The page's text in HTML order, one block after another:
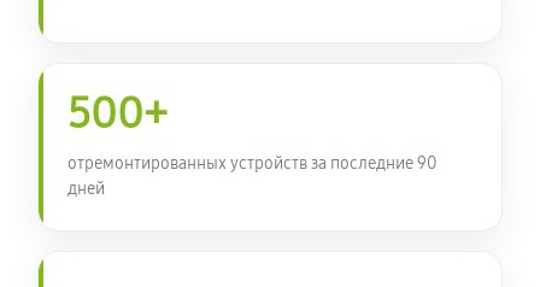
500+
отремонтированных устройств за последние 90
дней